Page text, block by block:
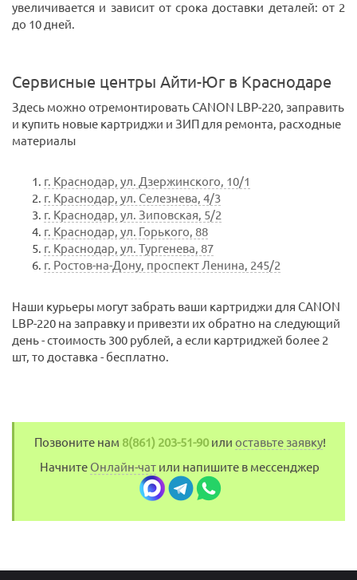
увеличивается и зависит от срока доставки деталей: от 2
до 10 дней.
Сервисные центры Айти-Юг в Краснодаре
Здесь можно отремонтировать CANON LBP-220, заправить
и купить новые картриджи и ЗИП для ремонта, расходные
материалы
г. Краснодар, ул. Дзержинского, 10/1
г. Краснодар, ул. Селезнева, 4/3
г. Краснодар, ул. Зиповская, 5/2
г. Краснодар, ул. Горького, 88
г. Краснодар, ул. Тургенева, 87
г. Ростов-на-Дону, проспект Ленина, 245/2
Наши курьеры могут забрать ваши картриджи для CANON
LBP-220 на заправку и привезти их обратно на следующий
день - стоимость 300 рублей, а если картриджей более 2
шт, то доставка - бесплатно.
Позвоните нам 8(861) 203-51-90или оставьте заявку!
Начните Онлайн-чат или напишите в мессенджер